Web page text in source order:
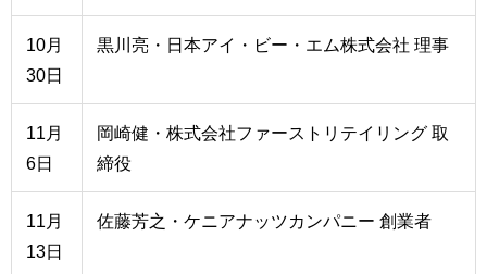
サ
イ
マ
ッ
プ
10月
30日
黒川亮・日本アイ・ビー・エム株式会社 理事
11月
6日
岡崎健・株式会社ファーストリテイリング 取
締役
11月
13日
佐藤芳之・ケニアナッツカンパニー 創業者